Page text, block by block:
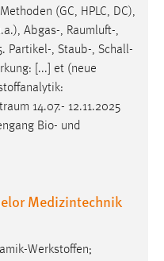
(GC, HPLC, DC),
Abgas-, Raumluft-,
Partikel-, Staub-, Schall-
[...] et (neue
14.07.- 12.11.2025
Bio- und
Medizintechnik
Werkstoffen;